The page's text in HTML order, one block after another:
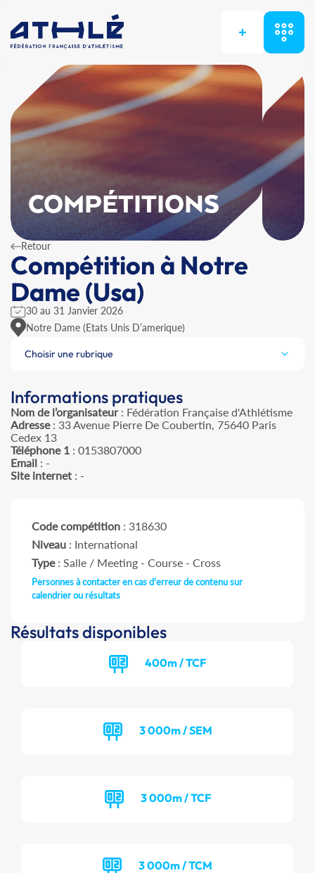
+
COMPÉTITIONS
Retour
Compétition à Notre
Dame (Usa)
30 au 31 Janvier 2026
Notre Dame (Etats Unis D’amerique)
Choisir une rubrique
Informations pratiques
Nom de l’organisateur: Fédération Française d'Athlétisme
Adresse: 33 Avenue Pierre De Coubertin, 75640 Paris
Cedex 13
Téléphone 1 : 0153807000
Email : -
Site internet : -
Code compétition : 318630
Niveau : International
Type: Salle / Meeting - Course - Cross
Personnes à contacter en cas d'erreur de contenu sur
calendrier ou résultats
Résultats disponibles
400m / TCF
3 000m / SEM
3 000m / TCF
3 000m / TCM